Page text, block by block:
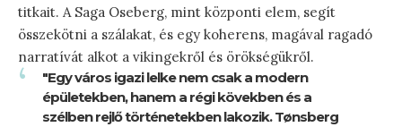
titkait. A Saga Oseberg, mint központi elem, segít
összekötni a szálakat, és egy koherens, magával ragadó
narratívát alkot a vikingekről és örökségükről.
"Egy város igazi lelke nem csak a modern
épületekben, hanem a régi kövekben és a
szélben rejlő történetekben lakozik. Tønsberg